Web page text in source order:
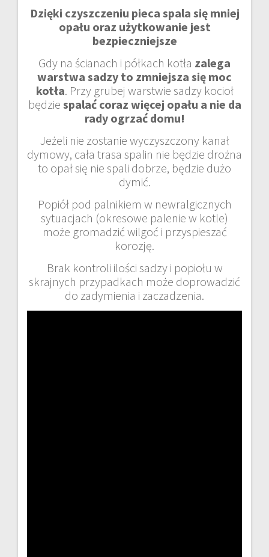
Dzięki czyszczeniu pieca spala się mniej
opału oraz użytkowanie jest
bezpieczniejsze
Gdy na ścianach i półkach kotła zalega
warstwa sadzy to zmniejsza się moc
kotła. Przy grubej warstwie sadzy kocioł
będzie spalać coraz więcej opału a nie da
rady ogrzać domu!
Jeżeli nie zostanie wyczyszczony kanał
dymowy, cała trasa spalin nie będzie drożna
to opał się nie spali dobrze, będzie dużo
dymić.
Popiół pod palnikiem w newralgicznych
sytuacjach (okresowe palenie w kotle)
może gromadzić wilgoć i przyspieszać
korozję.
Brak kontroli ilości sadzy i popiołu w
skrajnych przypadkach może doprowadzić
do zadymienia i zaczadzenia.